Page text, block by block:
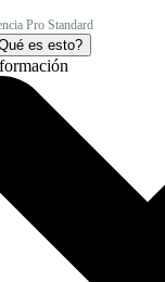
Pro Standard
es esto?